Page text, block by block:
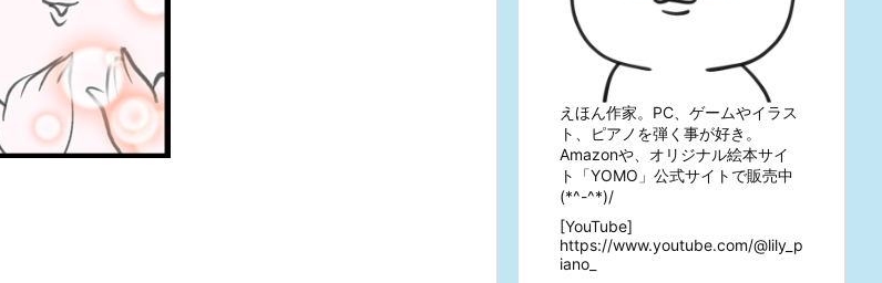
えほん作家。PC、ゲームやイラス
ト、ピアノを弾く事が好き。
Amazonや、オリジナル絵本サイ
ト「YOMO」公式サイトで販売中
(*^-^*)/
[YouTube]
https://www.youtube.com/@lily_p
iano_